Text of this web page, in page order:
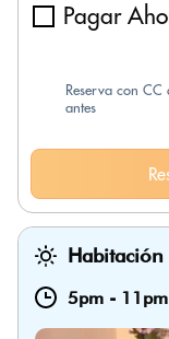
Pagar
Reserva con
antes
Habitación
5pm - 11pm